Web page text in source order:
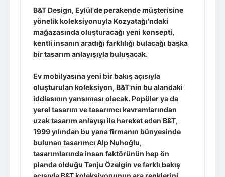
B&T Design, Eylül'de perakende müşterisine
yönelik koleksiyonuyla Kozyatağı'ndaki
mağazasında oluşturacağı yeni konsepti,
kentli insanın aradığı farklılığı bulacağı başka
bir tasarım anlayışıyla buluşacak.
Ev mobilyasına yeni bir bakış açısıyla
oluşturulan koleksiyon, B&T'nin bu alandaki
iddiasının yansıması olacak. Popüler ya da
yerel tasarım ve tasarımcı kavramlarından
uzak tasarım anlayışı ile hareket eden B&T,
1999 yılından bu yana firmanın bünyesinde
bulunan tasarımcı Alp Nuhoğlu,
tasarımlarında insan faktörünün hep ön
planda olduğu Tanju Özelgin ve farklı bakış